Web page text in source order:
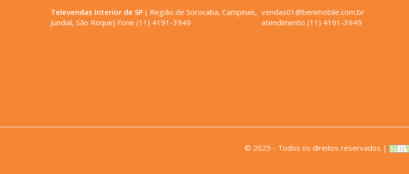
Televendas Interior de SP ( Região de Sorocaba, Campinas,
Jundiaí, São Roque) Fone (11) 4191-3949
vendas01@benimobile.com.br
atendimento (11) 4191-3949
© 2025 - Todos os direitos reservados |